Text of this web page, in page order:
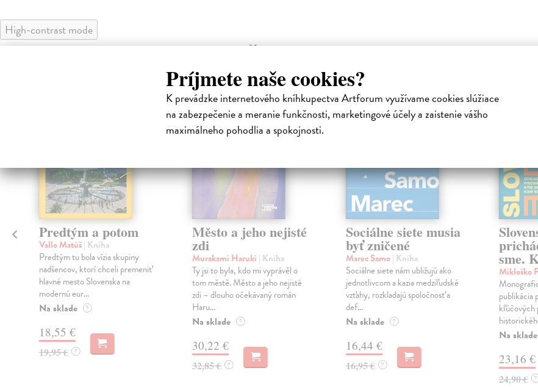
Príjmete naše cookies?
K prevádzke internetového kníhkupectva Artforum využívame cookies slúžiace
na zabezpečenie a meranie funkčnosti, marketingové účely a zaistenie vášho
maximálneho pohodlia a spokojnosti.
High-contrast mode
Čitatelia s podobným vkusom si
na sklade
Predtým a potom
Vallo Matúš| Kniha
Predtým tu bola vízia skupiny
nadšencov, ktorí chceli premeniť
hlavné mesto Slovenska na
modernú eur...
Na sklade ?
18,55 €
19,95 € ?
na sklade
novinka
Město a jeho nejisté
zdi
Murakami Haruki | Kniha
Ty jsi to byla, kdo mi vyprávěl o
tom městě. Město a jeho nejisté
zdi – dlouho očekávaný román
Haru...
Na sklade ?
30,22 €
32,85 € ?
Sociálne siete musia
byť zničené
Marec Samo| Kniha
Sociálne siete nám ubližujú ako
jednotlivcom a kazia medziľudské
vzťahy, rozkladajú spoločnosť a
def...
Na sklade ?
16,44 €
16,95 € ?
sme.
Mikloško
publikácia
kľúčových
Na sklade
23,16 €
24,90 € ?